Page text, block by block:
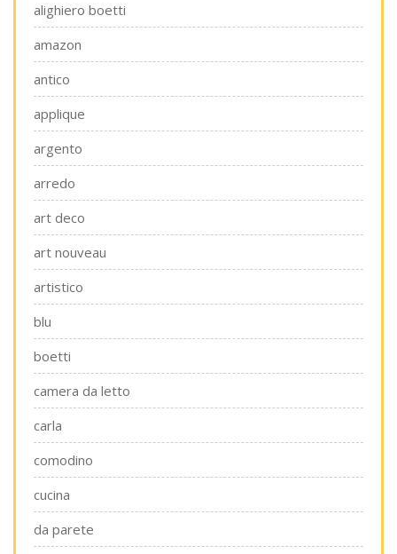
alighiero boetti
amazon
antico
applique
argento
arredo
art deco
art nouveau
artistico
blu
boetti
camera da letto
carla
comodino
cucina
da parete